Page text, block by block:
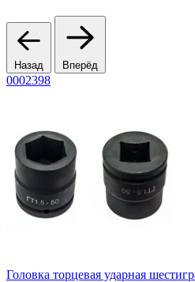
Назад Вперёд
0002398
Головка торцевая ударная